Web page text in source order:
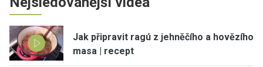
Jak připravit ragú z jehněčího a hovězího
masa | recept